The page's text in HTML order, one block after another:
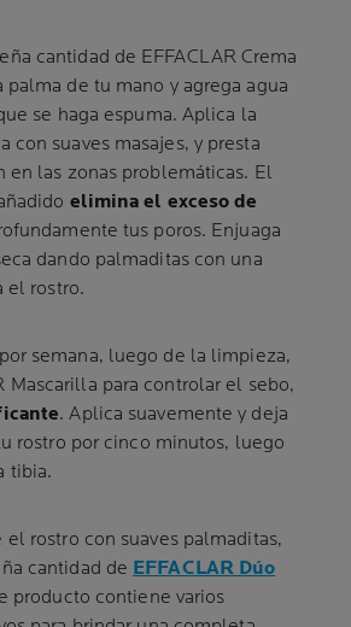
cantidad de EFFACLAR Crema
de tu mano y agrega agua
se haga espuma. Aplica la
con suaves masajes, y presta
en las zonas problemáticas. El
elimina el exceso de
tus poros. Enjuaga
dando palmaditas con una
el rostro.
semana, luego de la limpieza,
Mascarilla para controlar el sebo,
. Aplica suavemente y deja
rostro por cinco minutos, luego
tibia.
el rostro con suaves palmaditas,
cantidad de EFFACLAR Dúo
producto contiene varios